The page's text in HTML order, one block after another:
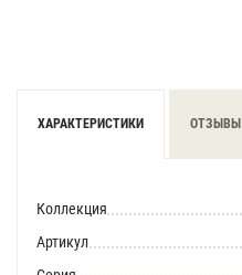
ХАРАКТЕРИСТИКИ ОТЗЫВЫ
Коллекция
Артикул